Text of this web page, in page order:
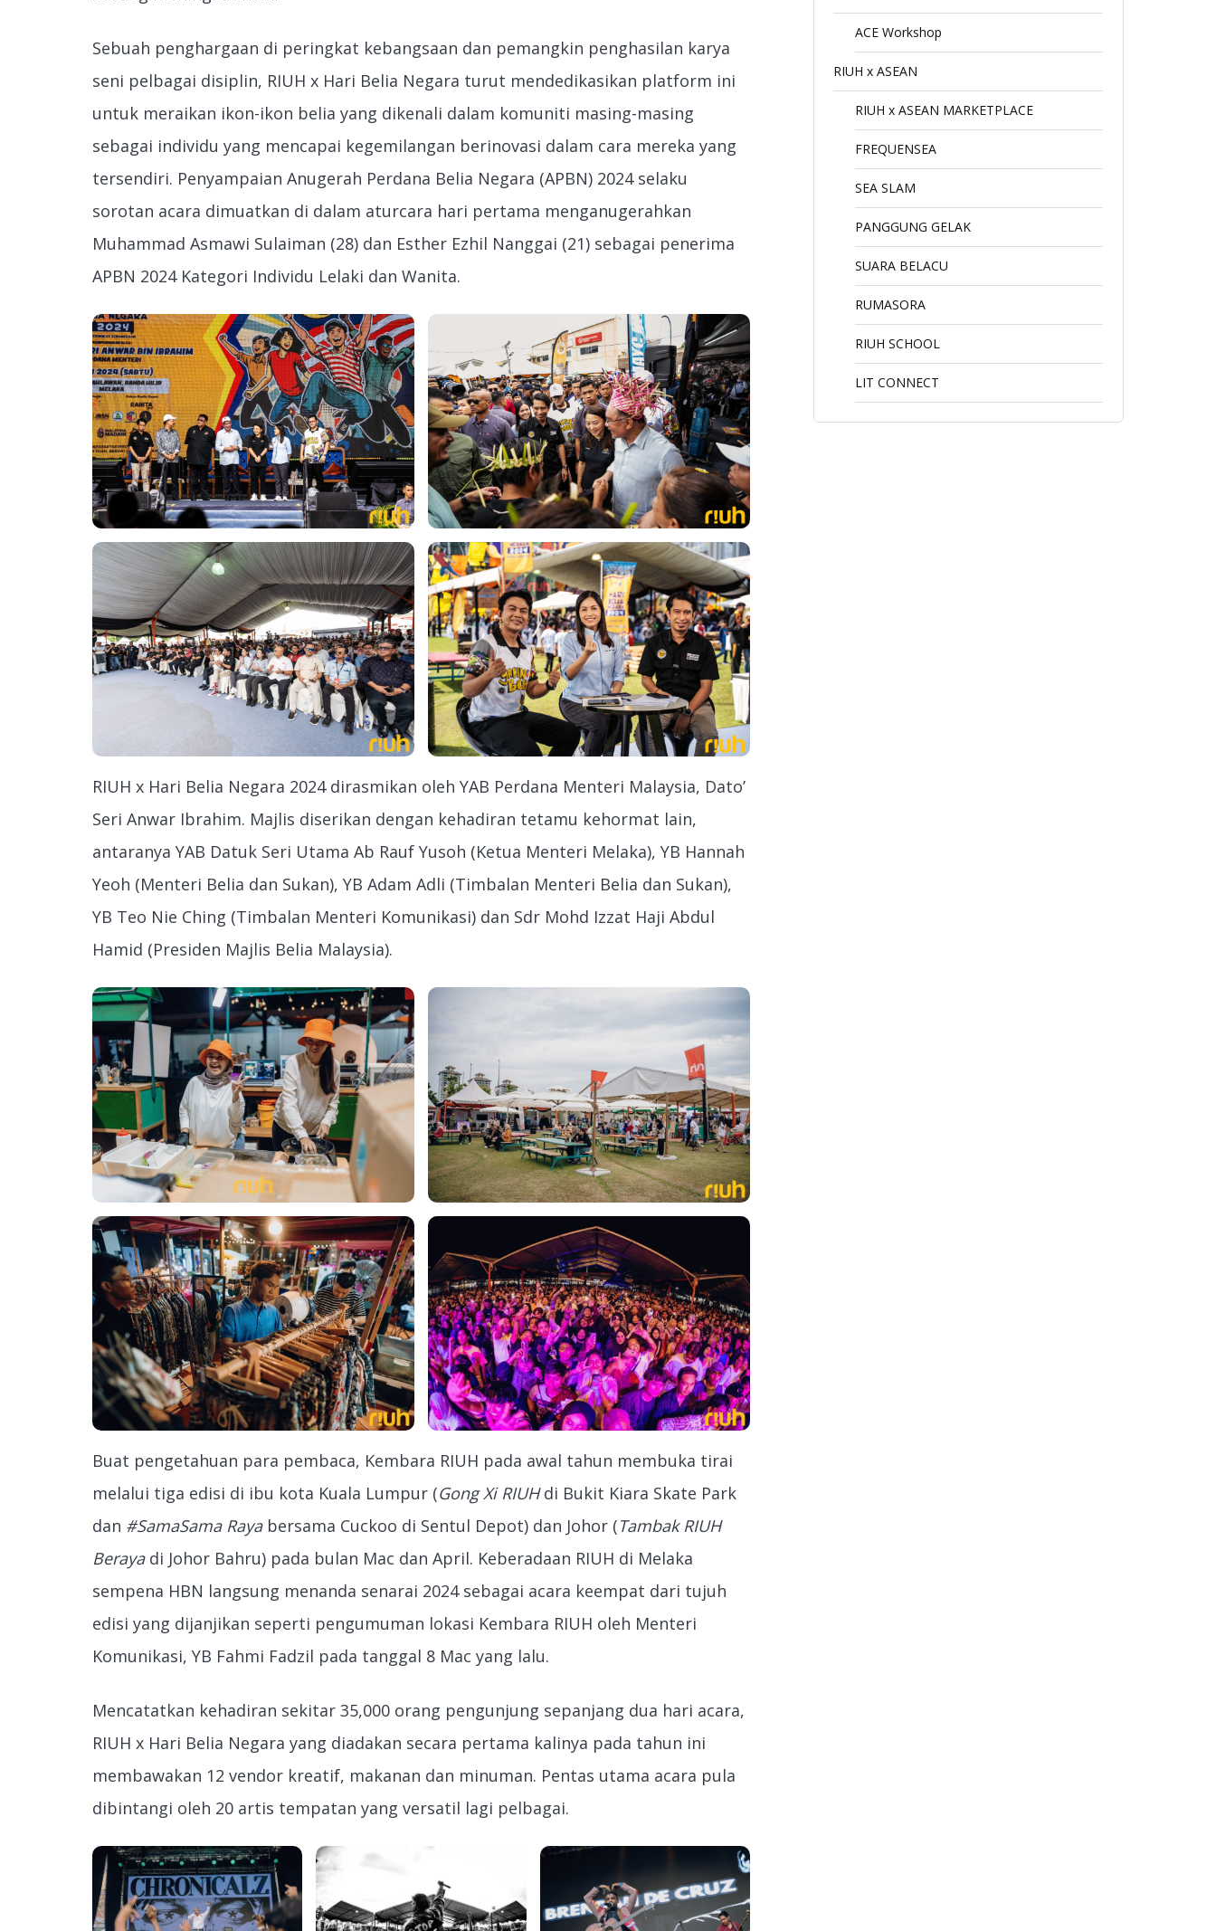
Sebuah penghargaan di peringkat kebangsaan dan pemangkin penghasilan karya
seni pelbagai disiplin, RIUH x Hari Belia Negara turut mendedikasikan platform ini
untuk meraikan ikon-ikon belia yang dikenali dalam komuniti masing-masing
sebagai individu yang mencapai kegemilangan berinovasi dalam cara mereka yang
tersendiri. Penyampaian Anugerah Perdana Belia Negara (APBN) 2024 selaku
sorotan acara dimuatkan di dalam aturcara hari pertama menganugerahkan
Muhammad Asmawi Sulaiman (28) dan Esther Ezhil Nanggai (21) sebagai penerima
APBN 2024 Kategori Individu Lelaki dan Wanita.
RIUH x Hari Belia Negara 2024 dirasmikan oleh YAB Perdana Menteri Malaysia, Dato’
Seri Anwar Ibrahim. Majlis diserikan dengan kehadiran tetamu kehormat lain,
antaranya YAB Datuk Seri Utama Ab Rauf Yusoh (Ketua Menteri Melaka), YB Hannah
Yeoh (Menteri Belia dan Sukan), YB Adam Adli (Timbalan Menteri Belia dan Sukan),
YB Teo Nie Ching (Timbalan Menteri Komunikasi) dan Sdr Mohd Izzat Haji Abdul
Hamid (Presiden Majlis Belia Malaysia).
Buat pengetahuan para pembaca, Kembara RIUH pada awal tahun membuka tirai
melalui tiga edisi di ibu kota Kuala Lumpur (Gong Xi RIUHdi Bukit Kiara Skate Park
dan #SamaSama Rayabersama Cuckoo di Sentul Depot) dan Johor (Tambak RIUH
Beraya di Johor Bahru) pada bulan Mac dan April. Keberadaan RIUH di Melaka
sempena HBN langsung menanda senarai 2024 sebagai acara keempat dari tujuh
edisi yang dijanjikan seperti pengumuman lokasi Kembara RIUH oleh Menteri
Komunikasi, YB Fahmi Fadzil pada tanggal 8 Mac yang lalu.
Mencatatkan kehadiran sekitar 35,000 orang pengunjung sepanjang dua hari acara,
RIUH x Hari Belia Negara yang diadakan secara pertama kalinya pada tahun ini
membawakan 12 vendor kreatif, makanan dan minuman. Pentas utama acara pula
dibintangi oleh 20 artis tempatan yang versatil lagi pelbagai.
ACE Workshop
RIUH x ASEAN
RIUH x ASEAN MARKETPLACE
FREQUENSEA
SEA SLAM
PANGGUNG GELAK
SUARA BELACU
RUMASORA
RIUH SCHOOL
LIT CONNECT